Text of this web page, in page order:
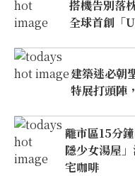
搭機告別落
全球首創「
建築迷必朝
特展打頭陣
離市區15分
隱少女湯屋
宅咖啡